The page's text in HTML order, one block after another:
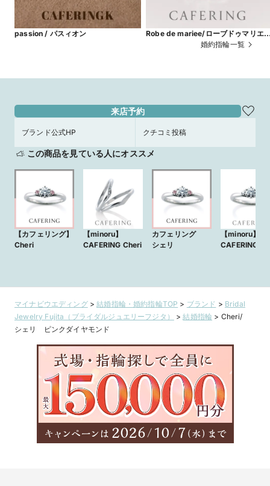
passion / パスィオン
Robe de mariee/ローブドゥマリ
ピンクダイヤモンドグラデーション
婚約指輪一覧
来店予約
ブランド公式HP クチコミ投稿
この商品を見ている人にオススメ
【カフェリング】
Cheri
【minoru】
CAFERING Cheri
カフェリング
シェリ
【minoru】
CAFERING
マイナビウエディング>結婚指輪・婚約指輪TOP > ブランド > Bridal
Jewelry Fujita（ブライダルジュエリーフジタ）
>結婚指輪 > Cheri/
シェリ ピンクダイヤモンド